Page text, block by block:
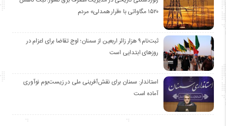
۱۵۲۰ مگاواتی با «قرار همدلی» مردم
ثبت‌نام ۹ هزار زائر اربعین از سمنان؛ اوج تقاضا برای اعزام در
روزهای ابتدایی است
استاندار: سمنان برای نقش‌آفرینی ملی در زیست‌بوم نوآوری
آماده است